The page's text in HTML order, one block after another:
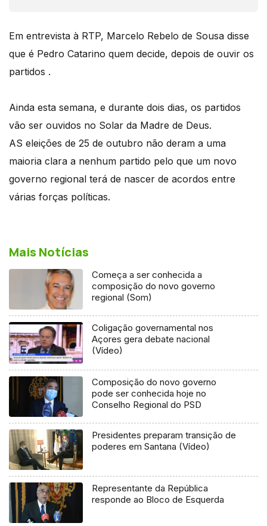
Em entrevista à RTP, Marcelo Rebelo de Sousa disse
que é Pedro Catarino quem decide, depois de ouvir os
partidos .
Ainda esta semana, e durante dois dias, os partidos
vão ser ouvidos no Solar da Madre de Deus.
AS eleições de 25 de outubro não deram a uma
maioria clara a nenhum partido pelo que um novo
governo regional terá de nascer de acordos entre
várias forças políticas.
Mais Notícias
Começa a ser conhecida a
composição do novo governo
regional (Som)
Coligação governamental nos
Açores gera debate nacional
(Vídeo)
Composição do novo governo
pode ser conhecida hoje no
Conselho Regional do PSD
Presidentes preparam transição de
poderes em Santana (Vídeo)
Representante da República
responde ao Bloco de Esquerda